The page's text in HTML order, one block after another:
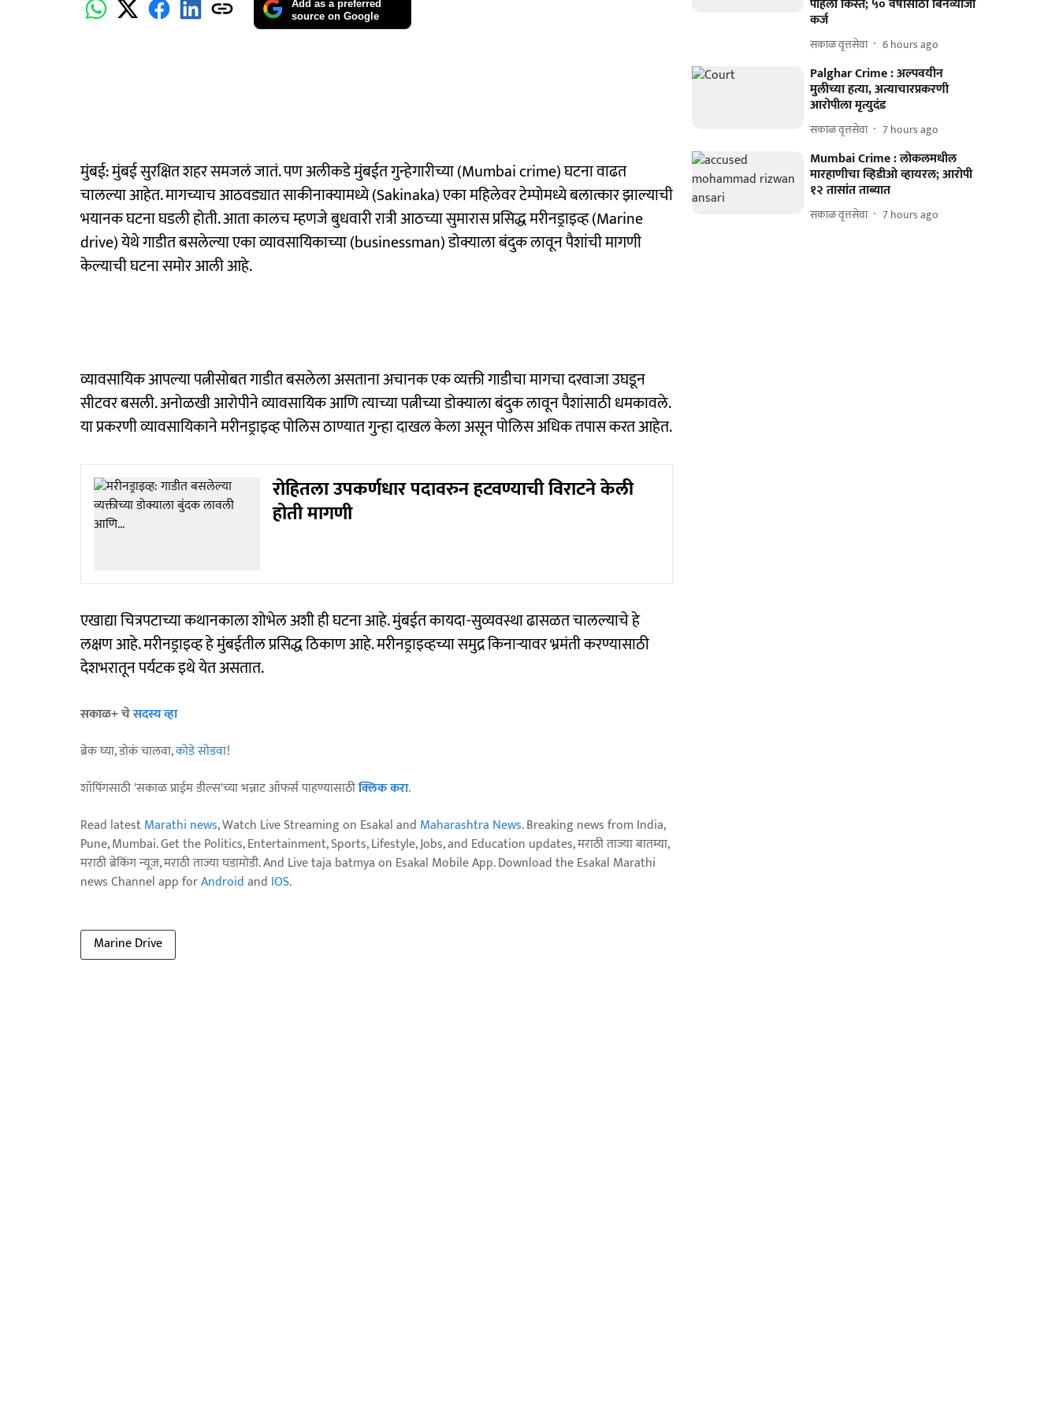
Add as a preferred
source on Google
मुंबई: मुंबई सुरक्षित शहर समजलं जातं. पण अलीकडे मुंबईत गुन्हेगारीच्या (Mumbai crime) घटना वाढत
चालल्या आहेत. मागच्याच आठवड्यात साकीनाक्यामध्ये (Sakinaka) एका महिलेवर टेम्पोमध्ये बलात्कार झाल्याची
भयानक घटना घडली होती. आता कालच म्हणजे बुधवारी रात्री आठच्या सुमारास प्रसिद्ध मरीनड्राइव्ह (Marine
drive) येथे गाडीत बसलेल्या एका व्यावसायिकाच्या (businessman) डोक्याला बंदुक लावून पैशांची मागणी
केल्याची घटना समोर आली आहे.
व्यावसायिक आपल्या पत्नीसोबत गाडीत बसलेला असताना अचानक एक व्यक्ती गाडीचा मागचा दरवाजा उघडून
सीटवर बसली. अनोळखी आरोपीने व्यावसायिक आणि त्याच्या पत्नीच्या डोक्याला बंदुक लावून पैशांसाठी धमकावले.
या प्रकरणी व्यावसायिकाने मरीनड्राइव्ह पोलिस ठाण्यात गुन्हा दाखल केला असून पोलिस अधिक तपास करत आहेत.
रोहितला उपकर्णधार पदावरुन हटवण्याची विराटने केली
होती मागणी
एखाद्या चित्रपटाच्या कथानकाला शोभेल अशी ही घटना आहे. मुंबईत कायदा-सुव्यवस्था ढासळत चालल्याचे हे
लक्षण आहे. मरीनड्राइव्ह हे मुंबईतील प्रसिद्ध ठिकाण आहे. मरीनड्राइव्हच्या समुद्र किनाऱ्यावर भ्रमंती करण्यासाठी
देशभरातून पर्यटक इथे येत असतात.
सकाळ+ चेसदस्य व्हा
ब्रेक घ्या, डोकं चालवा,कोडे सोडवा!
शॉपिंगसाठी 'सकाळ प्राईम डील्स'च्या भन्नाट ऑफर्स पाहण्यासाठीक्लिक करा.
Read latestMarathi news, Watch Live Streaming on Esakal and Maharashtra News. Breaking news from India,
Pune, Mumbai. Get the Politics, Entertainment, Sports, Lifestyle, Jobs, and Education updates, मराठी ताज्या बातम्या,
मराठी ब्रेकिंग न्यूज, मराठी ताज्या घडामोडी. And Live taja batmya on Esakal Mobile App. Download the Esakal Marathi
news Channel app forAndroidand IOS.
Marine Drive
पहिली किस्त; ५० वर्षांसाठी बिनव्याजी
कर्ज
सकाळ वृत्तसेवा 6 hours ago
Palghar Crime : अल्पवयीन
मुलीच्या हत्या, अत्याचारप्रकरणी
आरोपीला मृत्युदंड
सकाळ वृत्तसेवा 7 hours ago
Mumbai Crime : लोकलमधील
मारहाणीचा व्हिडीओ व्हायरल; आरोपी
१२ तासांत ताब्यात
सकाळ वृत्तसेवा 7 hours ago